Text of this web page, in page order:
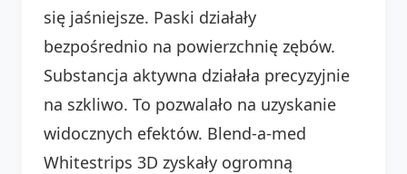
się jaśniejsze. Paski działały
bezpośrednio na powierzchnię zębów.
Substancja aktywna działała precyzyjnie
na szkliwo. To pozwalało na uzyskanie
widocznych efektów. Blend-a-med
Whitestrips 3D zyskały ogromną